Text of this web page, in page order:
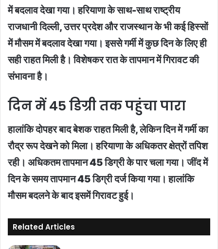
में बदलाव देखा गया। हरियाणा के साथ-साथ राष्ट्रीय
राजधानी दिल्ली, उत्तर प्रदेश और राजस्थान के भी कई हिस्सों
में मौसम में बदलाव देखा गया। इससे गर्मी में कुछ दिन के लिए ही
सही राहत मिली है। विशेषकर रात के तापमान में गिरावट की
संभावना है।
दिन में 45 डिग्री तक पहुंचा पारा
हालांकि दोपहर बाद बेशक राहत मिली है, लेकिन दिन में गर्मी का
रौद्र रूप देखने को मिला। हरियाणा के अधिकतर क्षेत्रों तपिश
रही। अधिकतम तापमान 45 डिग्री के पार चला गया। जींद में
दिन के समय तापमान 45 डिग्री दर्ज किया गया। हालांकि
मौसम बदलने के बाद इसमें गिरावट हुई।
Related Articles